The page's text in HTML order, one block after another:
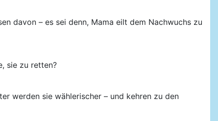
davon – es sei denn, Mama eilt dem Nachwuchs zu
sie zu retten?
werden sie wählerischer – und kehren zu den